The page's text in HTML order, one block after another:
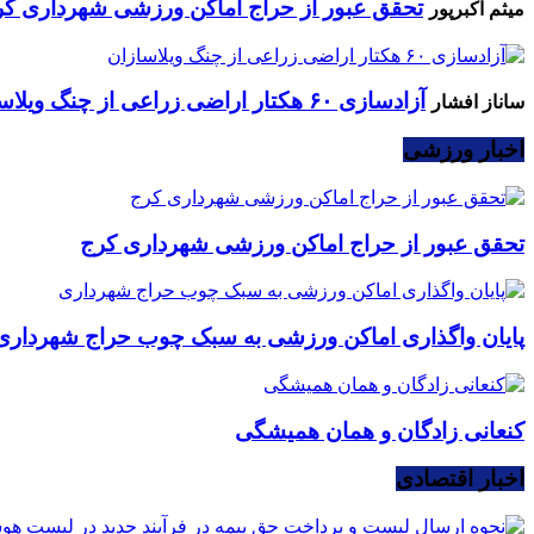
میثم اکبرپور تحقق عبور از حراج اماکن ورزشی شهرداری
ساناز افشار
آزادسازی ۶۰ هکتار اراضی زراعی از چنگ ویلاسازان
اخبار ورزشی
تحقق عبور از حراج اماکن ورزشی شهرداری کرج
پایان واگذاری اماکن ورزشی به سبک چوب حراج
کنعانی زادگان و همان همیشگی
اخبار اقتصادی